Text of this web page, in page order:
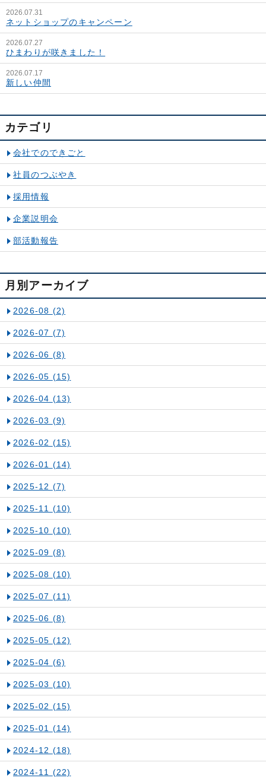
2026.07.31
ネットショップのキャンペーン
2026.07.27
ひまわりが咲きました！
2026.07.17
新しい仲間
カテゴリ
会社でのできごと
社員のつぶやき
採用情報
企業説明会
部活動報告
月別アーカイブ
2026-08 (2)
2026-07 (7)
2026-06 (8)
2026-05 (15)
2026-04 (13)
2026-03 (9)
2026-02 (15)
2026-01 (14)
2025-12 (7)
2025-11 (10)
2025-10 (10)
2025-09 (8)
2025-08 (10)
2025-07 (11)
2025-06 (8)
2025-05 (12)
2025-04 (6)
2025-03 (10)
2025-02 (15)
2025-01 (14)
2024-12 (18)
2024-11 (22)